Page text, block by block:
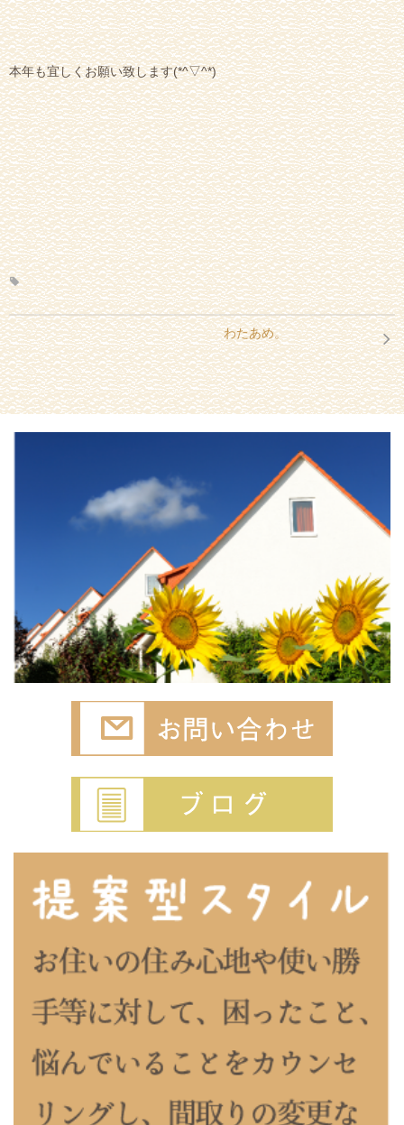
本年も宜しくお願い致します(*^▽^*)
わたあめ。